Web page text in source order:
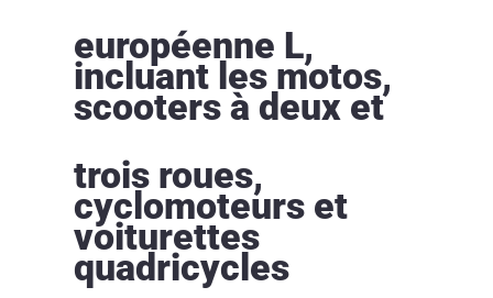
européenne L,
incluant les motos,
scooters à deux et
trois roues,
cyclomoteurs et
voiturettes
quadricycles